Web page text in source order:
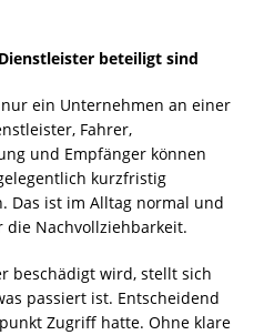
beteiligt sind
ein Unternehmen an einer
Fahrer,
und Empfänger können
kurzfristig
Das ist im Alltag normal und
Nachvollziehbarkeit.
beschädigt wird, stellt sich
passiert ist. Entscheidend
Zugriff hatte. Ohne klare